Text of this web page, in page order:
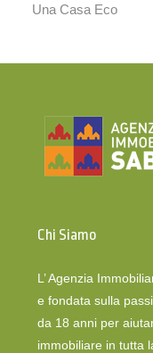
Una Casa Eco
Chi Siamo
L’ Agenzia
e fondata sulla
da 18 anni per
immobiliare in tutta